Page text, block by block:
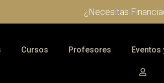
¿Necesitas
Cursos Profesores Eventos